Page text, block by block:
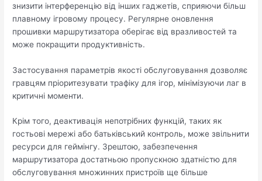
знизити інтерференцію від інших гаджетів, сприяючи більш
плавному ігровому процесу. Регулярне оновлення
прошивки маршрутизатора оберігає від вразливостей та
може покращити продуктивність.
Застосування параметрів якості обслуговування дозволяє
гравцям пріоритезувати трафіку для ігор, мінімізуючи лаг в
критичні моменти.
Крім того, деактивація непотрібних функцій, таких як
гостьові мережі або батьківський контроль, може звільнити
ресурси для геймінгу. Зрештою, забезпечення
маршрутизатора достатньою пропускною здатністю для
обслуговування множинних пристроїв ще більше